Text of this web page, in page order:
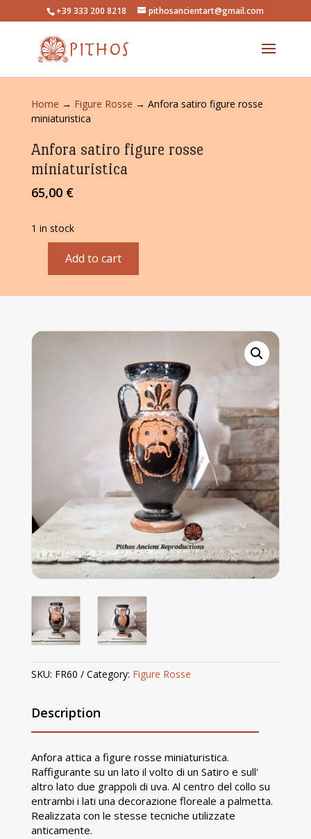
+39 333 200 8218 pithosancientart@gmail.com
Home → Figure Rosse → Anfora satiro figure rosse
miniaturistica
Anfora satiro figure rosse
miniaturistica
65,00 €
1 in stock
Anfora
satiro
figure
quantity
Add to cart
Description
Anfora attica a figure rosse miniaturistica.
Raffigurante su un lato il volto di un Satiro e sull'
altro lato due grappoli di uva. Al centro del collo su
entrambi i lati una decorazione floreale a palmetta.
Realizzata con le stesse tecniche utilizzate
anticamente.
SKU: FR60 Category: Figure Rosse